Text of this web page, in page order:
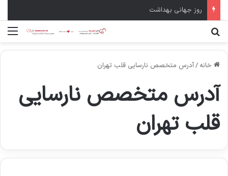
سال نو مبارک
خانه /آدرس متخصص نارسایی قلب تهران
آدرس متخصص نارسایی
قلب تهران